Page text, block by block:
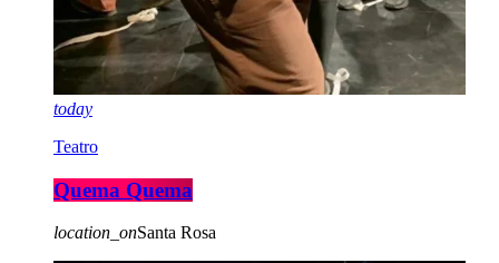
today
Teatro
Quema Quema
location_onSanta Rosa